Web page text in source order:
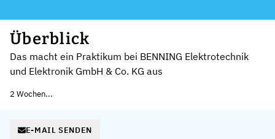
Überblick
Das macht ein Praktikum bei BENNING Elektrotechnik
und Elektronik GmbH & Co. KG aus
2 Wochen...
E-MAIL SENDEN